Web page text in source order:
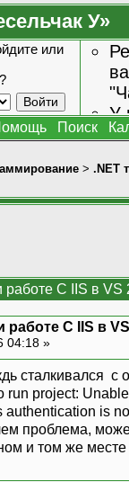
У»
или
У
Поиск
> .NET
С IIS в VS
С IIS в
04:18 »
сталкивался с
run project:
authentication is
проблема,
и том же